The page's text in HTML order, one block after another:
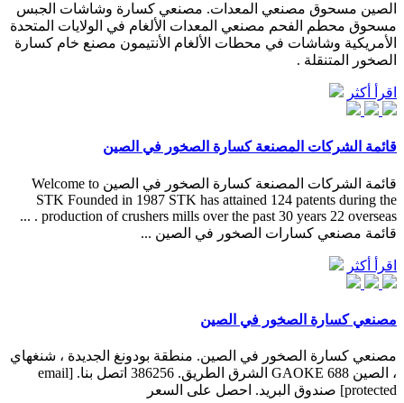
الصين مسحوق مصنعي المعدات. مصنعي كسارة وشاشات الجبس
مسحوق محطم الفحم مصنعي المعدات الألغام في الولايات المتحدة
الأمريكية وشاشات في محطات الألغام الأنتيمون مصنع خام كسارة
الصخور المتنقلة .
اقرأ أكثر
قائمة الشركات المصنعة كسارة الصخور في الصين
قائمة الشركات المصنعة كسارة الصخور في الصين Welcome to
STK Founded in 1987 STK has attained 124 patents during the
production of crushers mills over the past 30 years 22 overseas . ...
قائمة مصنعي كسارات الصخور في الصين ...
اقرأ أكثر
مصنعي كسارة الصخور في الصين
مصنعي كسارة الصخور في الصين. منطقة بودونغ الجديدة ، شنغهاي
، الصين 688 GAOKE الشرق الطريق. 386256 اتصل بنا. [email
protected] صندوق البريد. احصل على السعر